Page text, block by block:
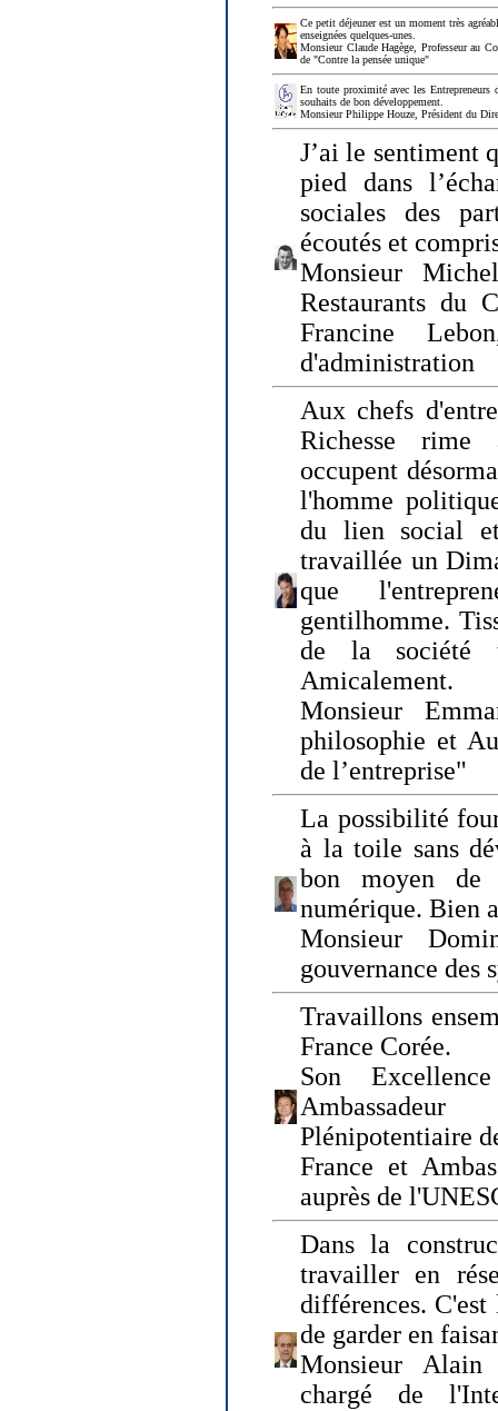
Ce petit déjeuner est un moment très
enseignées quelques-unes.
Monsieur Claude Hagège, Professeur au
de "Contre la pensée unique"
En toute proximité avec les
souhaits de bon développement.
Monsieur Philippe Houze, Président du
J’ai le sentiment
pied dans
sociales des
écoutés et
Monsieur
Restaurants du
Francine
d'administration
Aux chefs
Richesse rime
occupent
l'homme
du lien social
travaillée un
que
gentilhomme.
de la société
Amicalement.
Monsieur
philosophie et
de l’entreprise"
La possibilité
à la toile sans
bon moyen de
numérique. Bien
Monsieur
gouvernance des
Travaillons
France Corée.
Son
Plénipotentiaire
France et
auprès de
Dans la
travailler en
différences.
de garder en
Monsieur Alain
chargé de